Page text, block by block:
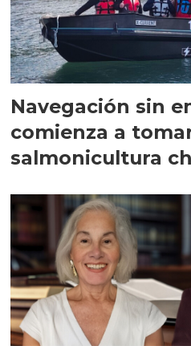
Navegación sin
comienza a
salmonicultura